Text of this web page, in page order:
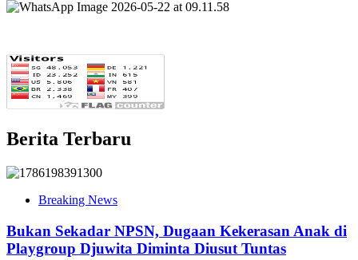
Berita Terbaru
Breaking News
Bukan Sekadar NPSN, Dugaan Kekerasan Anak di
Playgroup Djuwita Diminta Diusut Tuntas